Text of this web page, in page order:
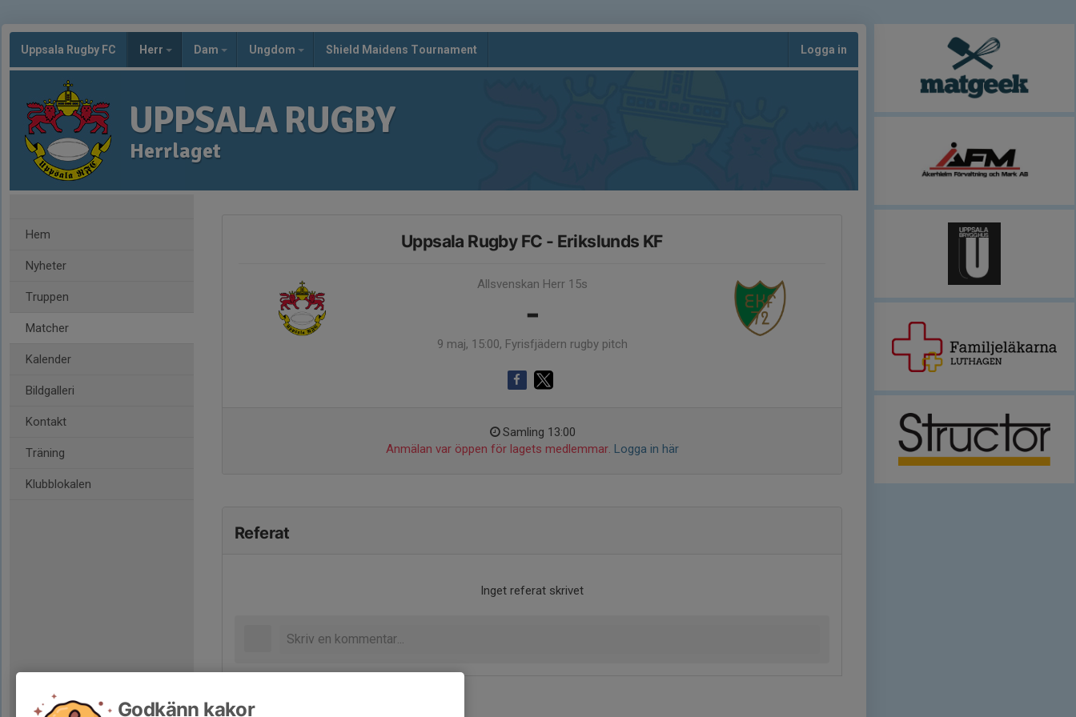
Uppsala Rugby FC Herr Dam Ungdom Shield Maidens Tournament Logga in
UPPSALA RUGBY
Herrlaget
Hem
Nyheter
Truppen
Matcher
Kalender
Bildgalleri
Kontakt
Träning
Klubblokalen
Uppsala Rugby FC - Erikslunds KF
Allsvenskan Herr 15s
-
9 maj, 15:00, Fyrisfjädern rugby pitch
Samling 13:00
Anmälan var öppen för lagets medlemmar. Logga in här
Referat
Inget referat skrivet
Godkänn kakor